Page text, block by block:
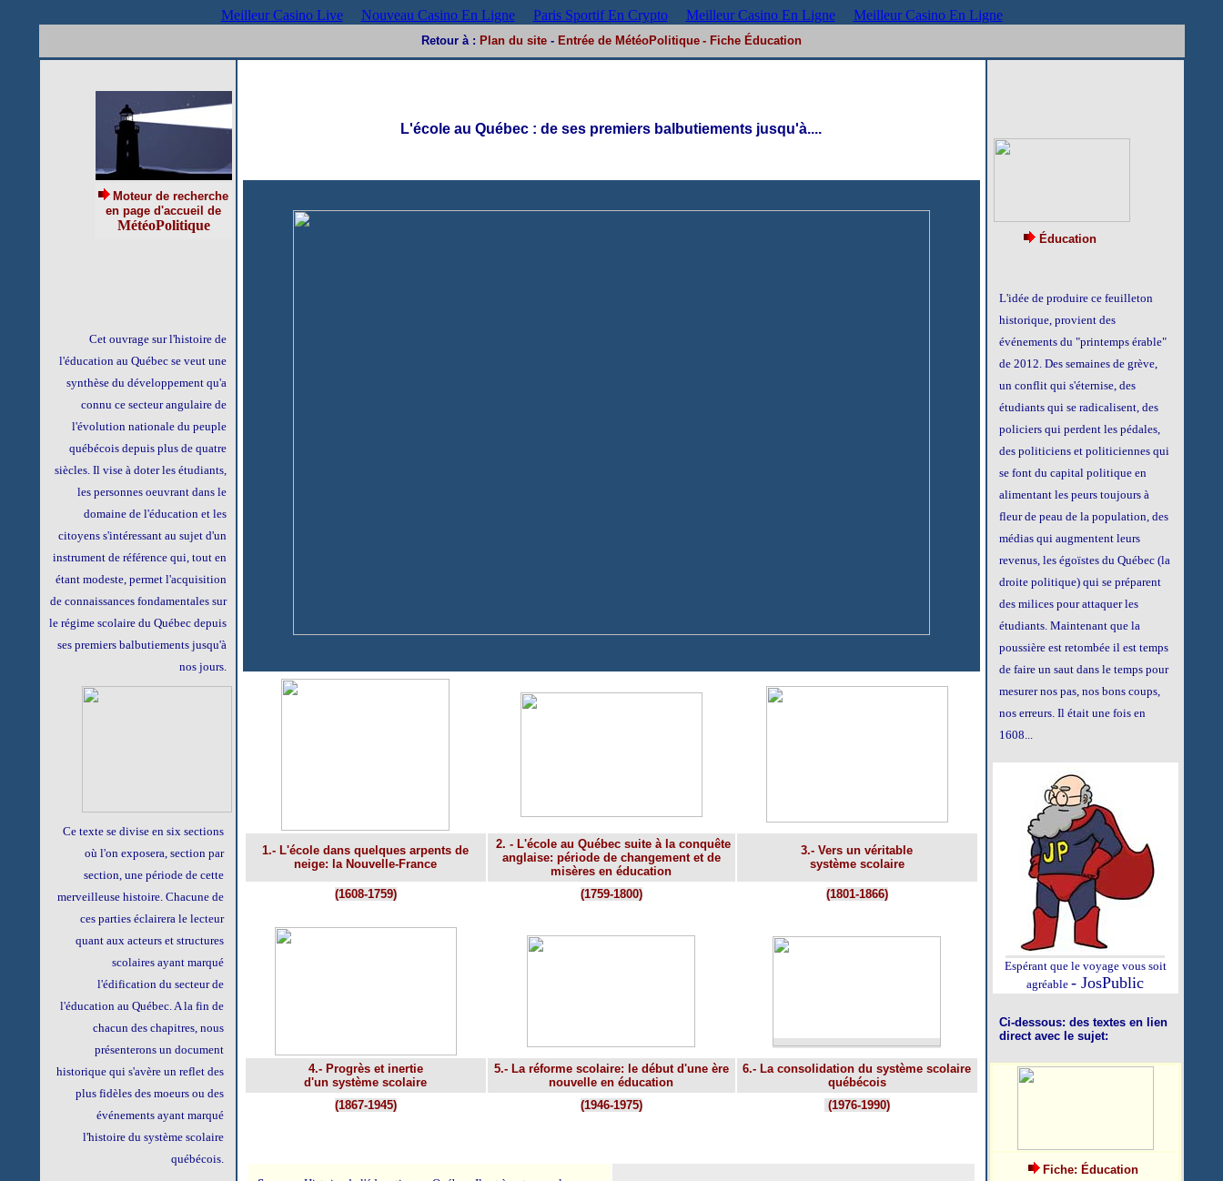
Meilleur Casino Live Nouveau Casino En Ligne Paris Sportif En Crypto Meilleur Casino En Ligne Meilleur Casino En Ligne
Retour à : Plan du site - Entrée de MétéoPolitique - Fiche Éducation
Moteur de recherche
en page d'accueil de
MétéoPolitique
Cet ouvrage sur l'histoire de
l'éducation au Québec se veut une
synthèse du développement qu'a
connu ce secteur angulaire de
l'évolution nationale du peuple
québécois depuis plus de quatre
siècles. Il vise à doter les étudiants,
les personnes oeuvrant dans le
domaine de l'éducation et les
citoyens s'intéressant au sujet d'un
instrument de référence qui, tout en
étant modeste, permet l'acquisition
de connaissances fondamentales sur
le régime scolaire du Québec depuis
ses premiers balbutiements jusqu'à
nos jours.
Ce texte se divise en six sections
où l'on exposera, section par
section, une période de cette
merveilleuse histoire. Chacune de
ces parties éclairera le lecteur
quant aux acteurs et structures
scolaires ayant marqué
l'édification du secteur de
l'éducation au Québec. A la fin de
chacun des chapitres, nous
présenterons un document
historique qui s'avère un reflet des
plus fidèles des moeurs ou des
événements ayant marqué
l'histoire du système scolaire
québécois.
L'école au Québec : de ses premiers balbutiements jusqu'à....
1.- L'école dans quelques arpents de
neige: la Nouvelle-France
2. - L'école au Québec suite à la conquête
anglaise: période de changement et de
misères en éducation
3.- Vers un véritable
système scolaire
(1608-1759) (1759-1800) (1801-1866)
4.- Progrès et inertie
d'un système scolaire
5.- La réforme scolaire: le début d'une ère
nouvelle en éducation
6.- La consolidation du système scolaire
québécois
(1867-1945)
(1946-1975) (1976-1990)
Éducation
L'idée de produire ce feuilleton
historique, provient des
événements du "printemps érable"
de 2012. Des semaines de grève,
un conflit qui s'éternise, des
étudiants qui se radicalisent, des
policiers qui perdent les pédales,
des politiciens et politiciennes qui
se font du capital politique en
alimentant les peurs toujours à
fleur de peau de la population, des
médias qui augmentent leurs
revenus, les égoïstes du Québec (la
droite politique) qui se préparent
des milices pour attaquer les
étudiants. Maintenant que la
poussière est retombée il est temps
de faire un saut dans le temps pour
mesurer nos pas, nos bons coups,
nos erreurs. Il était une fois en
1608...
Espérant que le voyage vous soit
agréable - JosPublic
Ci-dessous: des textes en lien
direct avec le sujet:
Fiche: Éducation